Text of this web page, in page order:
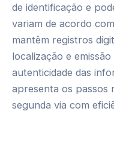
de identificação e
variam de acordo
mantêm registros
localização e
autenticidade das
apresenta os passos
segunda via com